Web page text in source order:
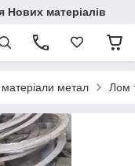
матеріалів
метал Лом